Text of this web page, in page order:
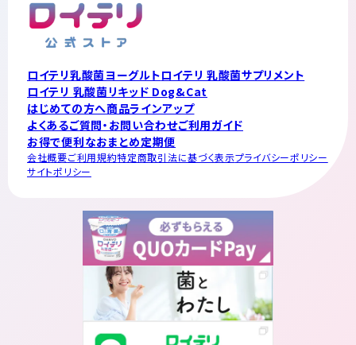
ロイテリ乳酸菌ヨーグルトロイテリ 乳酸菌サプリメント
ロイテリ 乳酸菌リキッド Dog&Cat
はじめての方へ商品ラインアップ
よくあるご質問・お問い合わせご利用ガイド
お得で便利なおまとめ定期便
会社概要ご利用規約特定商取引法に基づく表示プライバシーポリシー
サイトポリシー